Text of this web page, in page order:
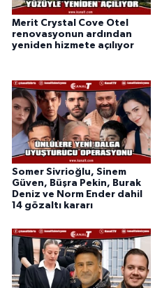
Merit Crystal Cove Otel
renovasyonun ardından
yeniden hizmete açılıyor
Somer Sivrioğlu, Sinem
Güven, Büşra Pekin, Burak
Deniz ve Norm Ender dahil
14 gözaltı kararı